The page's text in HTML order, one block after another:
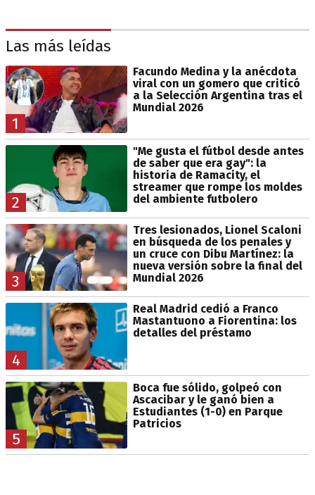
Las más leídas
1
Facundo Medina y la anécdota
viral con un gomero que criticó
a la Selección Argentina tras el
Mundial 2026
2
"Me gusta el fútbol desde antes
de saber que era gay": la
historia de Ramacity, el
streamer que rompe los moldes
del ambiente futbolero
3
Tres lesionados, Lionel Scaloni
en búsqueda de los penales y
un cruce con Dibu Martínez: la
nueva versión sobre la final del
Mundial 2026
4
Real Madrid cedió a Franco
Mastantuono a Fiorentina: los
detalles del préstamo
5
Boca fue sólido, golpeó con
Ascacibar y le ganó bien a
Estudiantes (1-0) en Parque
Patricios